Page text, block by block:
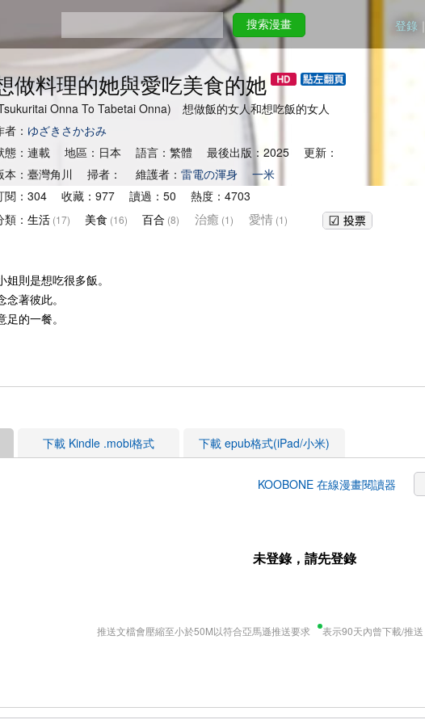
搜索漫畫 登錄 ｜
做料理的她與愛吃美食的她
Onna To Tabetai Onna) 想做飯的女人和想吃飯的女人
者： ゆざきさかおみ
態：連載 地區：日本 語言：繁體 最後出版：2025 更新：
本：臺灣角川 掃者： 維護者： 雷電の渾身
一米
閱：304 收藏：977 讀過：50 熱度：4703
類： 生活 (17) 美食 (16) 百合 (8) 治癒 (1) 愛情 (1)
則是想吃很多飯。
著彼此。
的一餐。
下載 Kindle .mobi格式 下載 epub格式(iPad/小米)
KOOBONE 在線漫畫閱讀器
未登錄，請先登錄
推送文檔會壓縮至小於50M以符合亞馬遜推送要求 表示90天內曾下載/推送